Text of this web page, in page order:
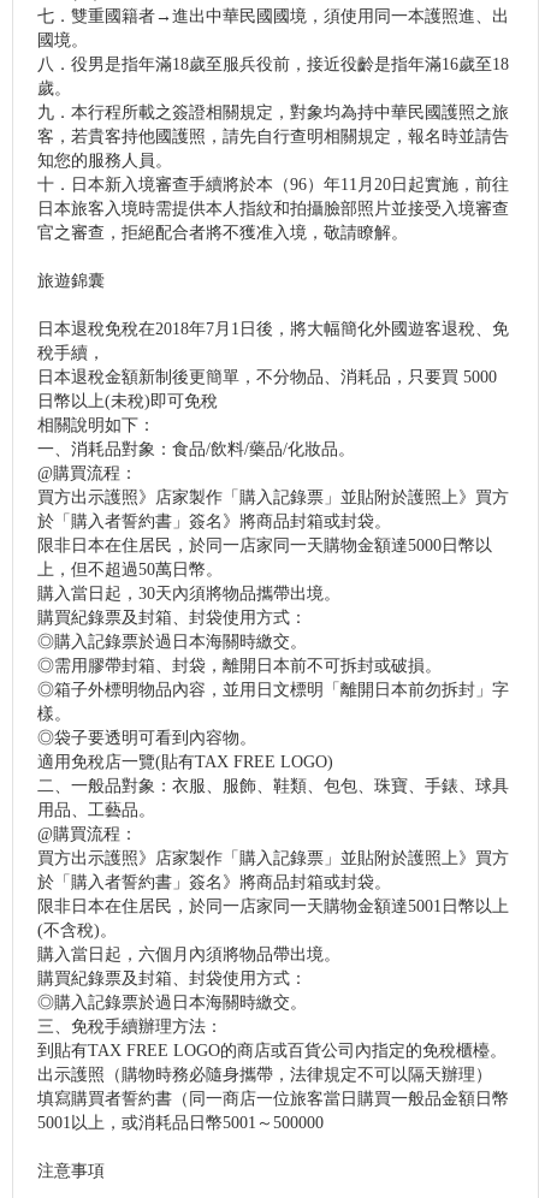
七．雙重國籍者→進出中華民國國境，須使用同一本護照進、出
國境。
八．役男是指年滿18歲至服兵役前，接近役齡是指年滿16歲至18
歲。
九．本行程所載之簽證相關規定，對象均為持中華民國護照之旅
客，若貴客持他國護照，請先自行查明相關規定，報名時並請告
知您的服務人員。
十．日本新入境審查手續將於本（96）年11月20日起實施，前往
日本旅客入境時需提供本人指紋和拍攝臉部照片並接受入境審查
官之審查，拒絕配合者將不獲准入境，敬請瞭解。
旅遊錦囊
日本退稅免稅在2018年7月1日後，將大幅簡化外國遊客退稅、免
稅手續，
日本退稅金額新制後更簡單，不分物品、消耗品，只要買 5000
日幣以上(未稅)即可免稅
相關說明如下：
一、消耗品對象：食品/飲料/藥品/化妝品。
@購買流程：
買方出示護照》店家製作「購入記錄票」並貼附於護照上》買方
於「購入者誓約書」簽名》將商品封箱或封袋。
限非日本在住居民，於同一店家同一天購物金額達5000日幣以
上，但不超過50萬日幣。
購入當日起，30天內須將物品攜帶出境。
購買紀錄票及封箱、封袋使用方式：
◎購入記錄票於過日本海關時繳交。
◎需用膠帶封箱、封袋，離開日本前不可拆封或破損。
◎箱子外標明物品內容，並用日文標明「離開日本前勿拆封」字
樣。
◎袋子要透明可看到內容物。
適用免稅店一覽(貼有TAX FREE LOGO)
二、一般品對象：衣服、服飾、鞋類、包包、珠寶、手錶、球具
用品、工藝品。
@購買流程：
買方出示護照》店家製作「購入記錄票」並貼附於護照上》買方
於「購入者誓約書」簽名》將商品封箱或封袋。
限非日本在住居民，於同一店家同一天購物金額達5001日幣以上
(不含稅)。
購入當日起，六個月內須將物品帶出境。
購買紀錄票及封箱、封袋使用方式：
◎購入記錄票於過日本海關時繳交。
三、免稅手續辦理方法：
到貼有TAX FREE LOGO的商店或百貨公司內指定的免稅櫃檯。
出示護照（購物時務必隨身攜帶，法律規定不可以隔天辦理）
填寫購買者誓約書（同一商店一位旅客當日購買一般品金額日幣
5001以上，或消耗品日幣5001～500000
注意事項